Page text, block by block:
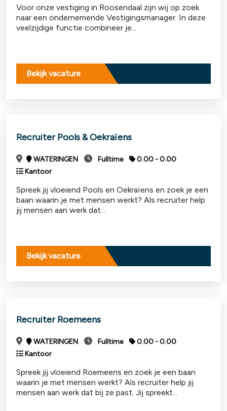
Voor onze vestiging in Roosendaal zijn wij op zoek
naar een ondernemende Vestigingsmanager. In deze
veelzijdige functie combineer je...
Bekijk vacature
Recruiter Pools & Oekraïens
WATERINGEN Fulltime
0.00 - 0.00
Kantoor
Spreek jij vloeiend Pools en Oekraïens en zoek je een
baan waarin je met mensen werkt? Als recruiter help
jij mensen aan werk dat...
Bekijk vacature
Recruiter Roemeens
WATERINGEN Fulltime
0.00 - 0.00
Kantoor
Spreek jij vloeiend Roemeens en zoek je een baan
waarin je met mensen werkt? Als recruiter help jij
mensen aan werk dat bij ze past. Jij spreekt...